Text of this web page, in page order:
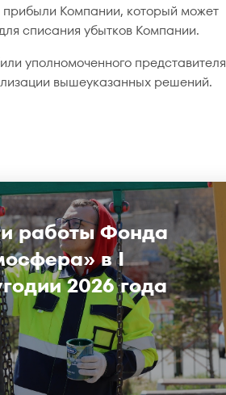
Компании, который может
списания убытков Компании.
уполномоченного представителя
вышеуказанных решений.
работы Фонда
в I
2026 года